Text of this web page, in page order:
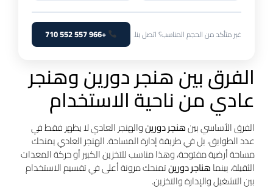
غير متأكد من الحجم المناسب؟ اتصل بنا. +966 557 552 710
الفرق بين هنجر دورين وهنجر
عادي من ناحية الاستخدام
الفرق الأساسي بينهنجر دورينوالهنجر العادي لا يظهر فقط في
عدد الطوابق، بل في طريقة إدارة المساحة. الهنجر العادي يمنحك
مساحة أرضية مفتوحة، وهذا مناسب للتخزين الكبير أو حركة المعدات
الثقيلة، بينماهناجر دورينتمنحك مرونة أعلى في تقسيم الاستخدام
بين التشغيل والإدارة والتخزين.